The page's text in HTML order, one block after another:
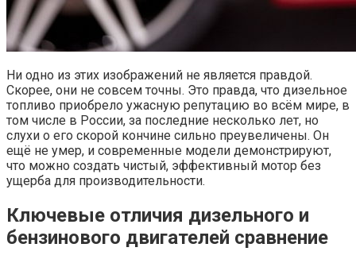
Ни одно из этих изображений не является правдой.
Скорее, они не совсем точны. Это правда, что дизельное
топливо приобрело ужасную репутацию во всём мире, в
том числе в России, за последние несколько лет, но
слухи о его скорой кончине сильно преувеличены. Он
ещё не умер, и современные модели демонстрируют,
что можно создать чистый, эффективный мотор без
ущерба для производительности.
Ключевые отличия дизельного и
бензинового двигателей сравнение